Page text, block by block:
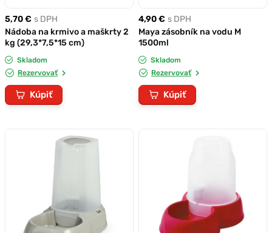
5,70 € s DPH
Nádoba na krmivo a maškrty 2
kg (29,3*7,5*15 cm)
Skladom
Rezervovať
Kúpiť
4,90 € s DPH
Maya zásobník na vodu M
1500ml
Skladom
Rezervovať
Kúpiť